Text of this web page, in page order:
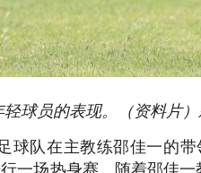
球员的表现。（资料片
球队在主教练邵佳一的
一场热身赛。随着邵佳